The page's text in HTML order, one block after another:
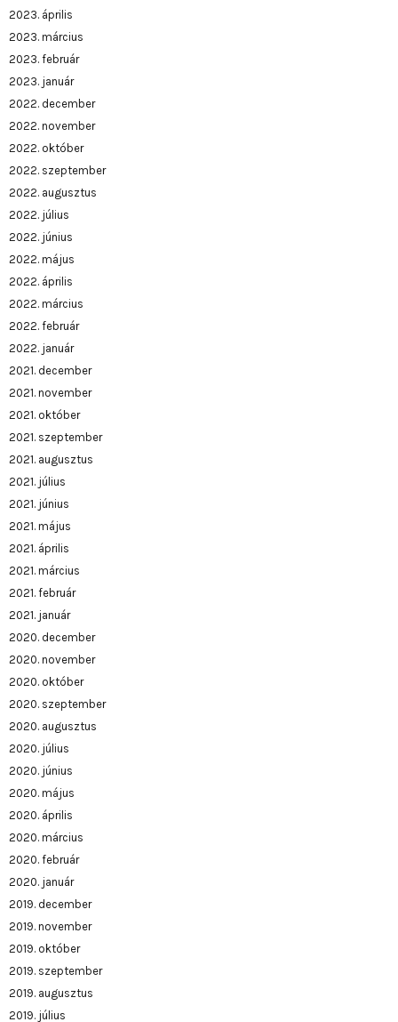
2023. április
2023. március
2023. február
2023. január
2022. december
2022. november
2022. október
2022. szeptember
2022. augusztus
2022. július
2022. június
2022. május
2022. április
2022. március
2022. február
2022. január
2021. december
2021. november
2021. október
2021. szeptember
2021. augusztus
2021. július
2021. június
2021. május
2021. április
2021. március
2021. február
2021. január
2020. december
2020. november
2020. október
2020. szeptember
2020. augusztus
2020. július
2020. június
2020. május
2020. április
2020. március
2020. február
2020. január
2019. december
2019. november
2019. október
2019. szeptember
2019. augusztus
2019. július